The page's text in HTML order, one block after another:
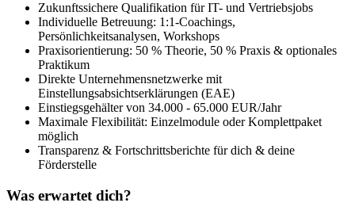
Zukunftssichere Qualifikation für IT- und Vertriebsjobs
Individuelle Betreuung: 1:1-Coachings,
Persönlichkeitsanalysen, Workshops
Praxisorientierung: 50 % Theorie, 50 % Praxis & optionales
Praktikum
Direkte Unternehmensnetzwerke mit
Einstellungsabsichtserklärungen (EAE)
Einstiegsgehälter von 34.000 - 65.000 EUR/Jahr
Maximale Flexibilität: Einzelmodule oder Komplettpaket
möglich
Transparenz & Fortschrittsberichte für dich & deine
Förderstelle
Was erwartet dich?